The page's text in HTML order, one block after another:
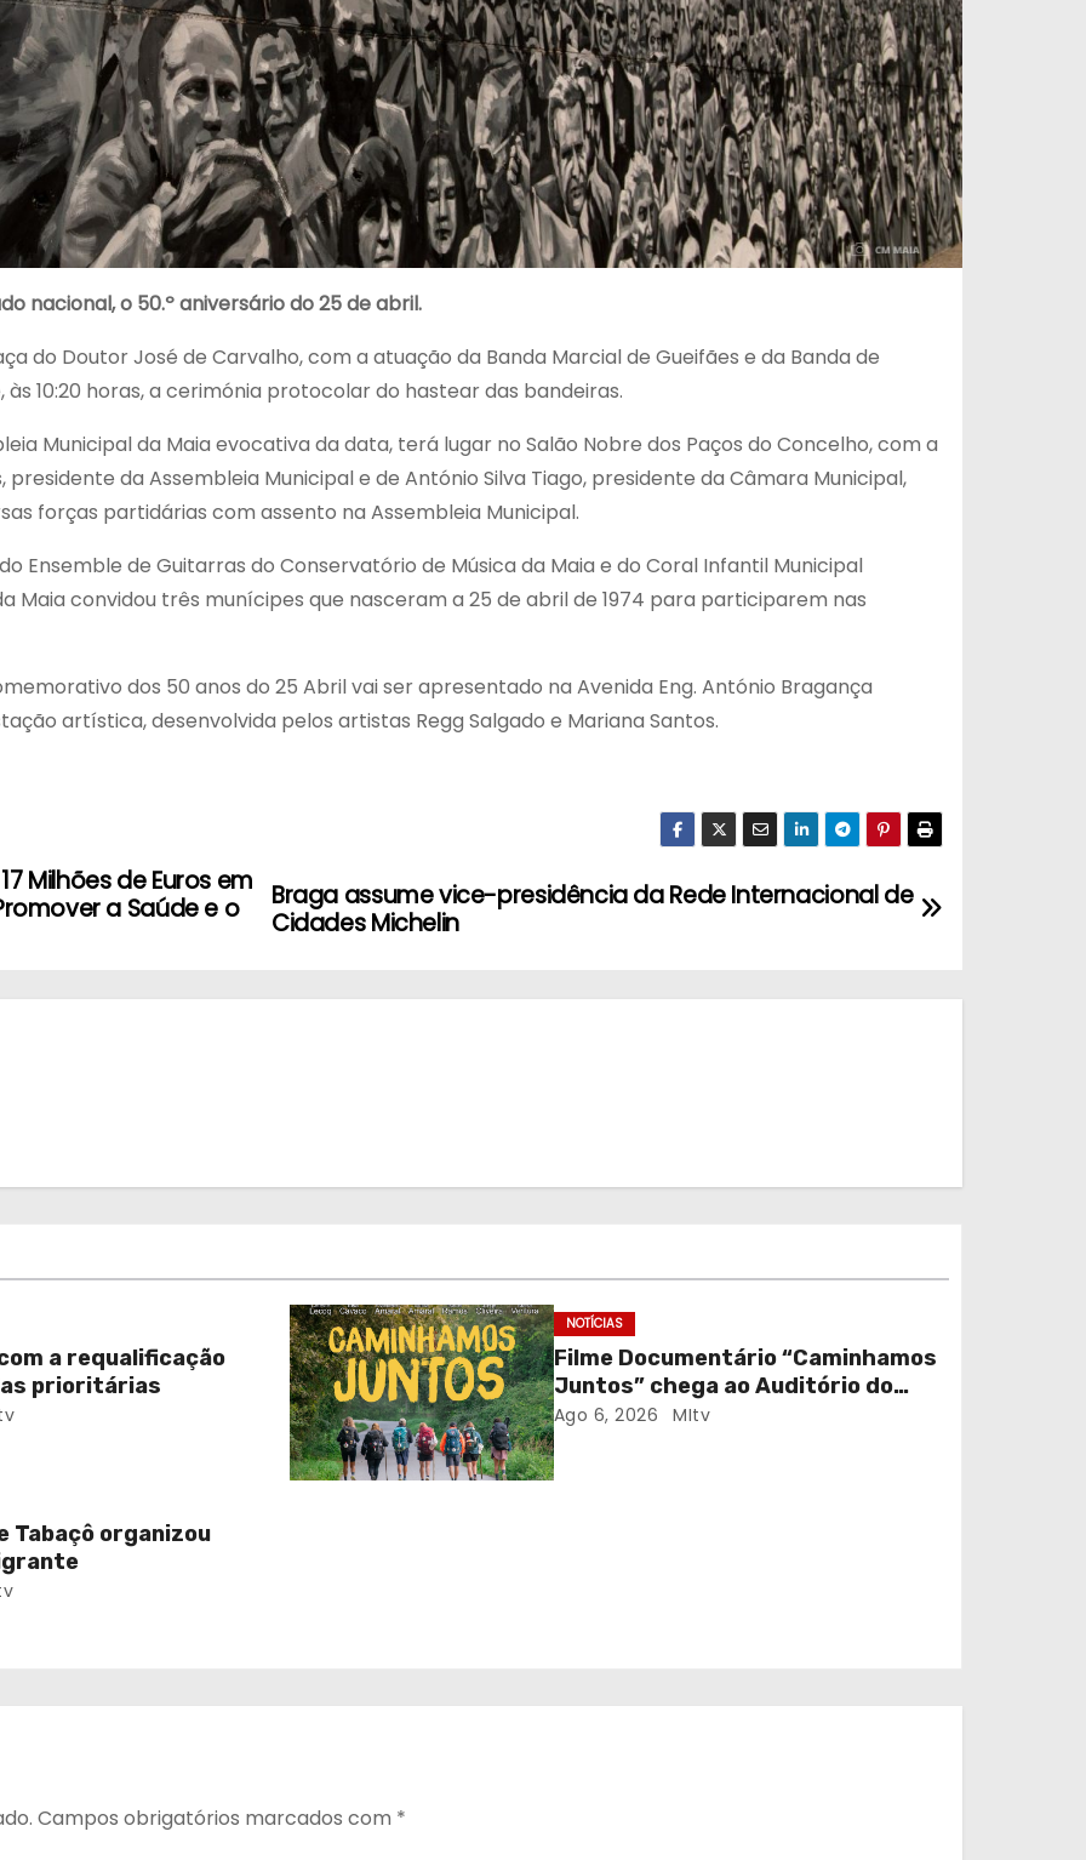
nacional, o 50.º aniversário do 25 de abril.
do Doutor José de Carvalho, com a atuação da Banda Marcial de Gueifães e da Banda de
às 10:20 horas, a cerimónia protocolar do hastear das bandeiras.
Municipal da Maia evocativa da data, terá lugar no Salão Nobre dos Paços do Concelho, com a
da Assembleia Municipal e de António Silva Tiago, presidente da Câmara Municipal,
forças partidárias com assento na Assembleia Municipal.
Ensemble de Guitarras do Conservatório de Música da Maia e do Coral Infantil Municipal
Maia convidou três munícipes que nasceram a 25 de abril de 1974 para participarem nas
dos 50 anos do 25 Abril vai ser apresentado na Avenida Eng. António Bragança
artística, desenvolvida pelos artistas Regg Salgado e Mariana Santos.
Braga assume vice-presidência da Rede Internacional de
Cidades Michelin
Milhões de Euros em
a Saúde e o
a requalificação
prioritárias
NOTÍCIAS
Filme Documentário “Caminhamos
Juntos” chega ao Auditório do
C.E.R. Vagos em sessão solidária
Ago 6, 2026 MItv
Tabaçô organizou
Campos obrigatórios marcados com *